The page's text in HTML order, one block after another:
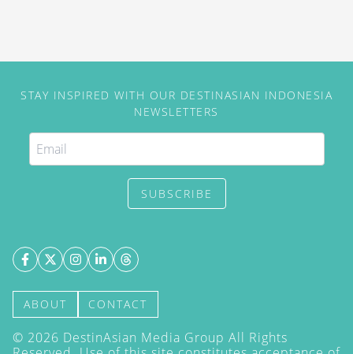
STAY INSPIRED WITH OUR DESTINASIAN INDONESIA
NEWSLETTERS
SUBSCRIBE
ABOUT CONTACT
© 2026 DestinAsian Media Group All Rights